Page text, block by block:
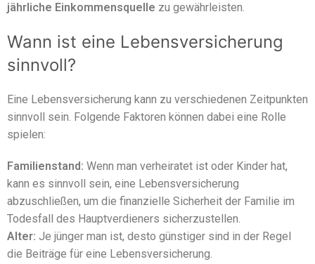
jährliche Einkommensquelle zu gewährleisten.
Wann ist eine Lebensversicherung
sinnvoll?
Eine Lebensversicherung kann zu verschiedenen Zeitpunkten
sinnvoll sein. Folgende Faktoren können dabei eine Rolle
spielen:
Familienstand: Wenn man verheiratet ist oder Kinder hat,
kann es sinnvoll sein, eine Lebensversicherung
abzuschließen, um die finanzielle Sicherheit der Familie im
Todesfall des Hauptverdieners sicherzustellen.
Alter: Je jünger man ist, desto günstiger sind in der Regel
die Beiträge für eine Lebensversicherung.